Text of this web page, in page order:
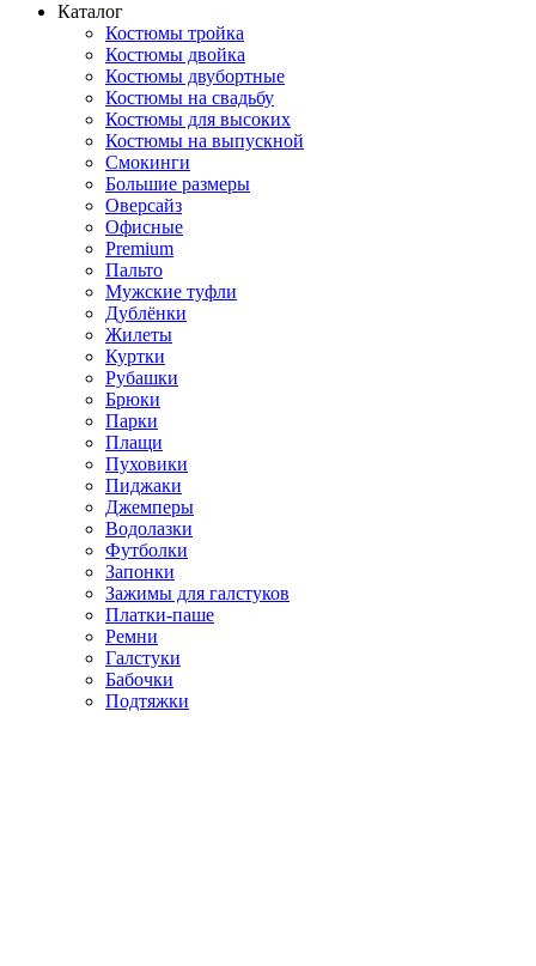
Каталог
Костюмы тройка
Костюмы двойка
Костюмы двубортные
Костюмы на свадьбу
Костюмы для высоких
Костюмы на выпускной
Смокинги
Большие размеры
Оверсайз
Офисные
Premium
Пальто
Мужские туфли
Дублёнки
Жилеты
Куртки
Рубашки
Брюки
Парки
Плащи
Пуховики
Пиджаки
Джемперы
Водолазки
Футболки
Запонки
Зажимы для галстуков
Платки-паше
Ремни
Галстуки
Бабочки
Подтяжки